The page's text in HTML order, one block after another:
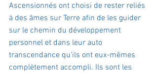
Ascensionnés ont choisi de rester reliés
à des âmes sur Terre afin de les guider
sur le chemin du développement
personnel et dans leur auto
transcendance qu'ils ont eux-mêmes
complètement accompli. Ils sont les